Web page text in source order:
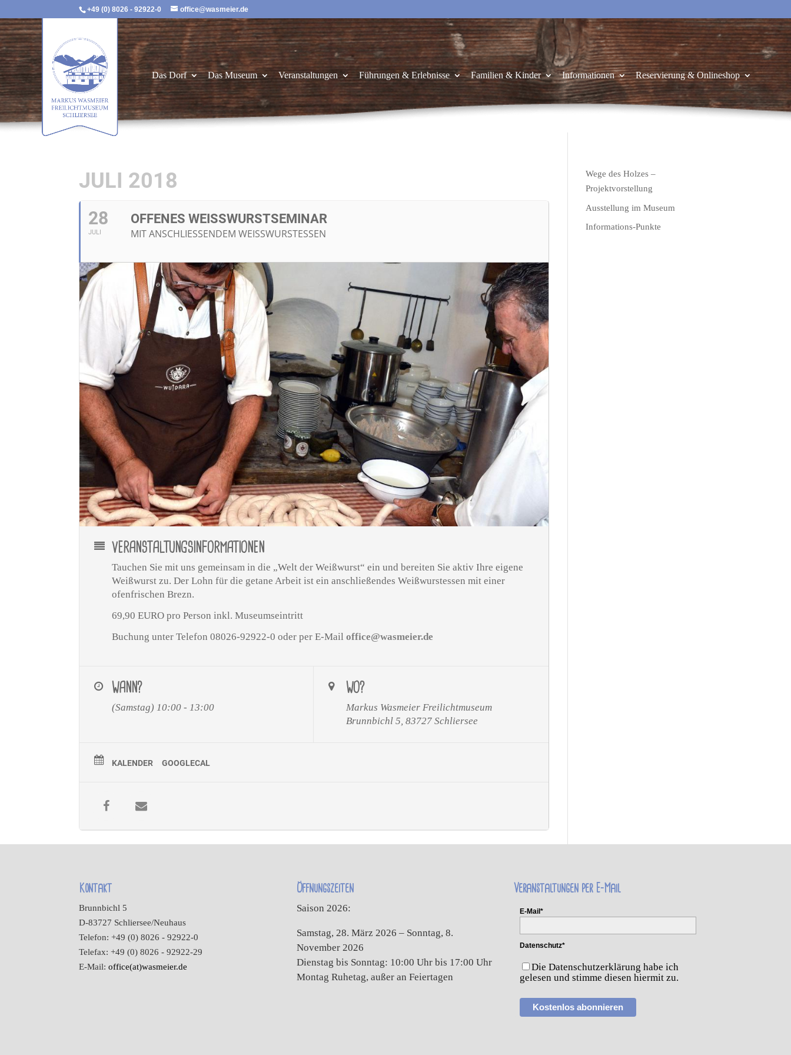
+49 (0) 8026 - 92922-0 office@wasmeier.de
Das Dorf Das Museum Veranstaltungen Führungen & Erlebnisse Familien & Kinder Informationen Reservierung & Onlineshop
JULI 2018
28
JULI
OFFENES WEISSWURSTSEMINAR
MIT ANSCHLIESSENDEM WEISSWURSTESSEN
VERANSTALTUNGSINFORMATIONEN
Tauchen Sie mit uns gemeinsam in die „Welt der Weißwurst“ ein und bereiten Sie aktiv Ihre eigene
Weißwurst zu. Der Lohn für die getane Arbeit ist ein anschließendes Weißwurstessen mit einer
ofenfrischen Brezn.
69,90 EURO pro Person inkl. Museumseintritt
Buchung unter Telefon 08026-92922-0 oder per E-Mailoffice@wasmeier.de
WANN?
(Samstag) 10:00 - 13:00
WO?
Markus Wasmeier Freilichtmuseum
Brunnbichl 5, 83727 Schliersee
KALENDER GOOGLECAL
Wege des Holzes –
Projektvorstellung
Ausstellung im Museum
Informations-Punkte
Kontakt
Brunnbichl 5
D-83727 Schliersee/Neuhaus
Telefon: +49 (0) 8026 - 92922-0
Telefax: +49 (0) 8026 - 92922-29
E-Mail:office(at)wasmeier.de
Öffnungszeiten
Saison 2026:
Samstag, 28. März 2026 – Sonntag, 8.
November 2026
Dienstag bis Sonntag: 10:00 Uhr bis 17:00 Uhr
Montag Ruhetag, außer an Feiertagen
Veranstaltungen per E-Mail
E-Mail*
Datenschutz*
Die Datenschutzerklärung habe ich
gelesen und stimme diesen hiermit zu.
Kostenlos abonnieren